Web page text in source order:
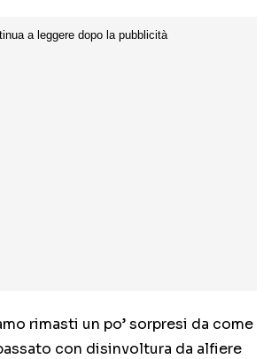
rimasti un po’ sorpresi da come
con disinvoltura da alfiere